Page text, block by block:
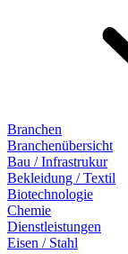
Branchen
Branchenübersicht
Bau / Infrastrukur
Bekleidung / Textil
Biotechnologie
Chemie
Dienstleistungen
Eisen / Stahl